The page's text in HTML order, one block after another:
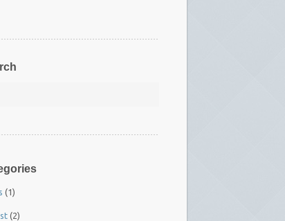
(1)
(2)